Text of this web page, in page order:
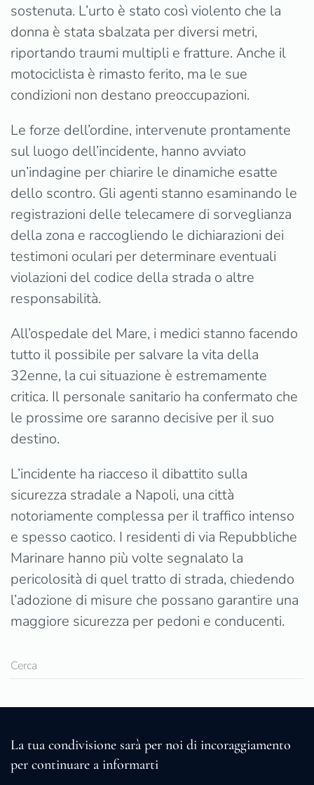
sostenuta. L’urto è stato così violento che la
donna è stata sbalzata per diversi metri,
riportando traumi multipli e fratture. Anche il
motociclista è rimasto ferito, ma le sue
condizioni non destano preoccupazioni.
Le forze dell’ordine, intervenute prontamente
sul luogo dell’incidente, hanno avviato
un’indagine per chiarire le dinamiche esatte
dello scontro. Gli agenti stanno esaminando le
registrazioni delle telecamere di sorveglianza
della zona e raccogliendo le dichiarazioni dei
testimoni oculari per determinare eventuali
violazioni del codice della strada o altre
responsabilità.
All’ospedale del Mare, i medici stanno facendo
tutto il possibile per salvare la vita della
32enne, la cui situazione è estremamente
critica. Il personale sanitario ha confermato che
le prossime ore saranno decisive per il suo
destino.
L’incidente ha riacceso il dibattito sulla
sicurezza stradale a Napoli, una città
notoriamente complessa per il traffico intenso
e spesso caotico. I residenti di via Repubbliche
Marinare hanno più volte segnalato la
pericolosità di quel tratto di strada, chiedendo
l’adozione di misure che possano garantire una
maggiore sicurezza per pedoni e conducenti.
La tua condivisione sarà per noi di incoraggiamento
per continuare a informarti